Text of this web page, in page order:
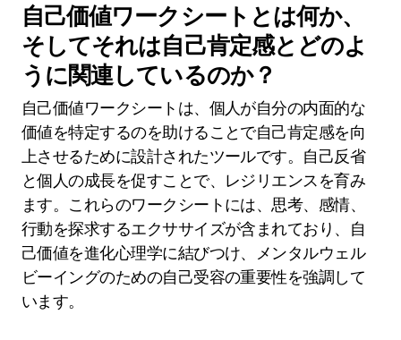
自己価値ワークシートとは何か、
そしてそれは自己肯定感とどのよ
うに関連しているのか？
自己価値ワークシートは、個人が自分の内面的な
価値を特定するのを助けることで自己肯定感を向
上させるために設計されたツールです。自己反省
と個人の成長を促すことで、レジリエンスを育み
ます。これらのワークシートには、思考、感情、
行動を探求するエクササイズが含まれており、自
己価値を進化心理学に結びつけ、メンタルウェル
ビーイングのための自己受容の重要性を強調して
います。